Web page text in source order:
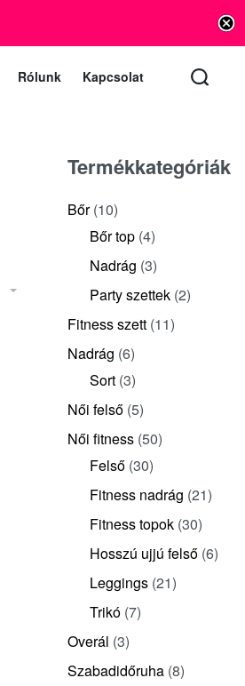
Rólunk Kapcsolat
Termékkategóriák
Bőr (10)
Bőr top (4)
Nadrág (3)
Party szettek (2)
Fitness szett (11)
Nadrág (6)
Sort (3)
Női felső (5)
Női fitness (50)
Felső (30)
Fitness nadrág (21)
Fitness topok (30)
Hosszú ujjú felső (6)
Leggings (21)
Trikó (7)
Overál (3)
Szabadidőruha (8)